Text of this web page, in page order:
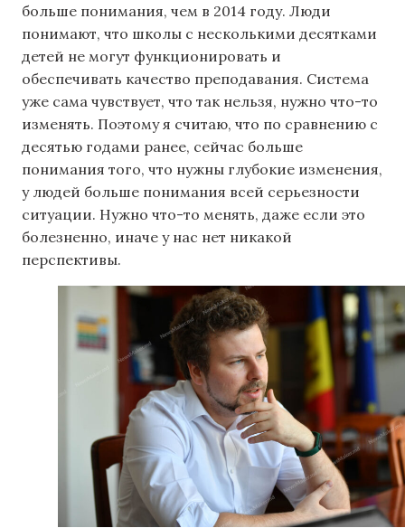
больше понимания, чем в 2014 году. Люди
понимают, что школы с несколькими десятками
детей не могут функционировать и
обеспечивать качество преподавания. Система
уже сама чувствует, что так нельзя, нужно что-то
изменять. Поэтому я считаю, что по сравнению с
десятью годами ранее, сейчас больше
понимания того, что нужны глубокие изменения,
у людей больше понимания всей серьезности
ситуации. Нужно что-то менять, даже если это
болезненно, иначе у нас нет никакой
перспективы.